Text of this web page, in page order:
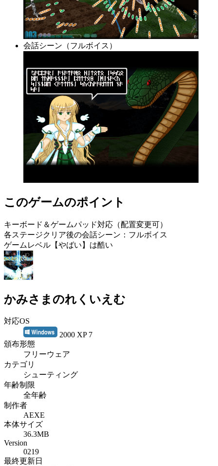
会話シーン（フルボイス）
このゲームのポイント
キーボード＆ゲームパッド対応（配置変更可）
各ステージクリア後の会話シーン：フルボイス
ゲームレベル【やばい】は酷い
かみさまのれくいえむ
対応OS
2000 XP 7
頒布形態
フリーウェア
カテゴリ
シューティング
年齢制限
全年齢
制作者
AEXE
本体サイズ
36.3MB
Version
0219
最終更新日